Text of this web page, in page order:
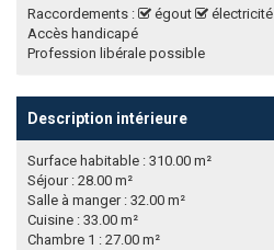
Raccordements : égout électricité
Accès handicapé
Profession libérale possible
Description intérieure
Surface habitable : 310.00 m²
Séjour : 28.00 m²
Salle à manger : 32.00 m²
Cuisine : 33.00 m²
Chambre 1 : 27.00 m²